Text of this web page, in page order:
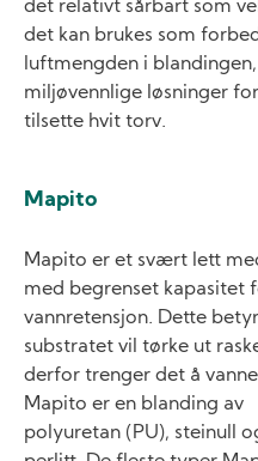
det relativt sårbart som
det kan brukes som
luftmengden i
miljøvennlige løsninger
tilsette hvit torv.
Mapito
Mapito er et svært lett
med begrenset kapasitet
vannretensjon. Dette
substratet vil tørke ut
derfor trenger det å
Mapito er en blanding av
polyuretan (PU), steinull